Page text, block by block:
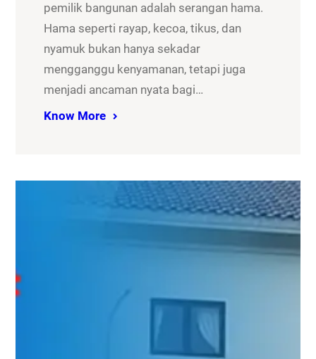
pemilik bangunan adalah serangan hama.
Hama seperti rayap, kecoa, tikus, dan
nyamuk bukan hanya sekadar
mengganggu kenyamanan, tetapi juga
menjadi ancaman nyata bagi…
Know More